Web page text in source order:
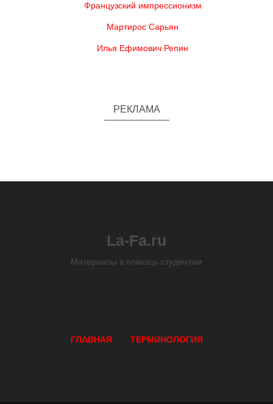
Французский импрессионизм
Мартирос Сарьян
Илья Ефимович Репин
РЕКЛАМА
La-Fa.ru
Материалы в помощь студентам
ГЛАВНАЯ ТЕРМИНОЛОГИЯ